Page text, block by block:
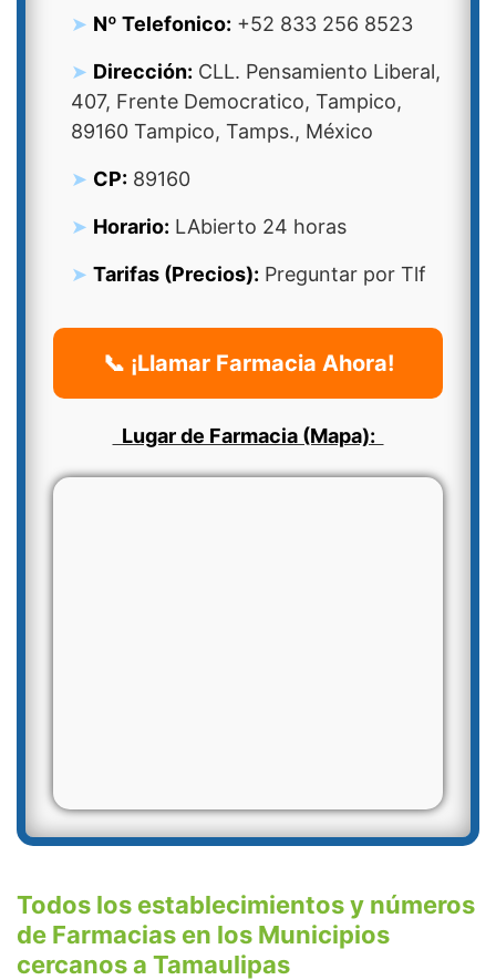
Nº Telefonico: +52 833 256 8523
Dirección: CLL. Pensamiento Liberal,
407, Frente Democratico, Tampico,
89160 Tampico, Tamps., México
CP: 89160
Horario: LAbierto 24 horas
Tarifas (Precios): Preguntar por Tlf
📞 ¡Llamar Farmacia Ahora!
Lugar de Farmacia (Mapa):
Todos los establecimientos y números
de Farmacias en los Municipios
cercanos a Tamaulipas